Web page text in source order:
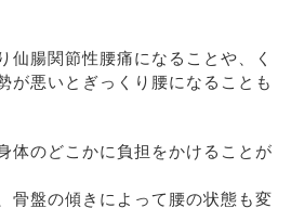
仙腸関節性腰痛になることや、く
が悪いとぎっくり腰になることも
体のどこかに負担をかけることが
骨盤の傾きによって腰の状態も変